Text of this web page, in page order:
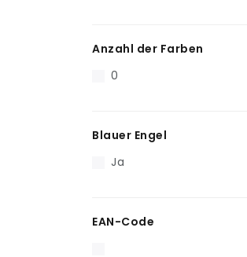
Anzahl der Farben
0
Blauer Engel
Ja
EAN-Code